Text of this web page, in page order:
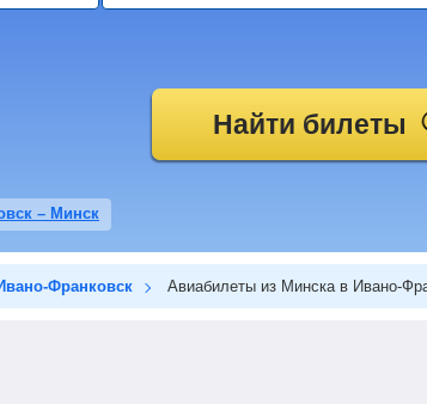
Найти билеты
– Минск
Франковск Авиабилеты из Минска в Ивано-